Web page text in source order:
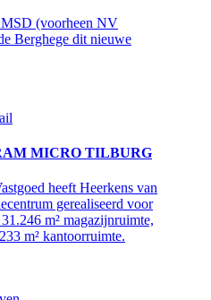
(voorheen NV
Berghege dit nieuwe
MICRO TILBURG
heeft Heerkens van
gerealiseerd voor
m² magazijnruimte,
m² kantoorruimte.